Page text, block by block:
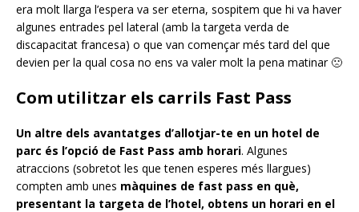
era molt llarga l’espera va ser eterna, sospitem que hi va haver
algunes entrades pel lateral (amb la targeta verda de
discapacitat francesa) o que van començar més tard del que
devien per la qual cosa no ens va valer molt la pena matinar 🙁
Com utilitzar els carrils Fast Pass
Un altre dels avantatges d’allotjar-te en un hotel de
parc és l’opció de Fast Pass amb horari. Algunes
atraccions (sobretot les que tenen esperes més llargues)
compten amb unes màquines de fast pass en què,
presentant la targeta de l’hotel, obtens un horari en el